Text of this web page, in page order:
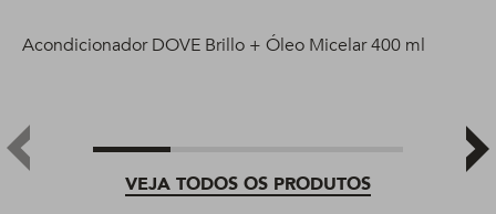
VEJA TODOS OS PRODUTOS
Acondicionador DOVE Brillo + Óleo Micelar 400 ml